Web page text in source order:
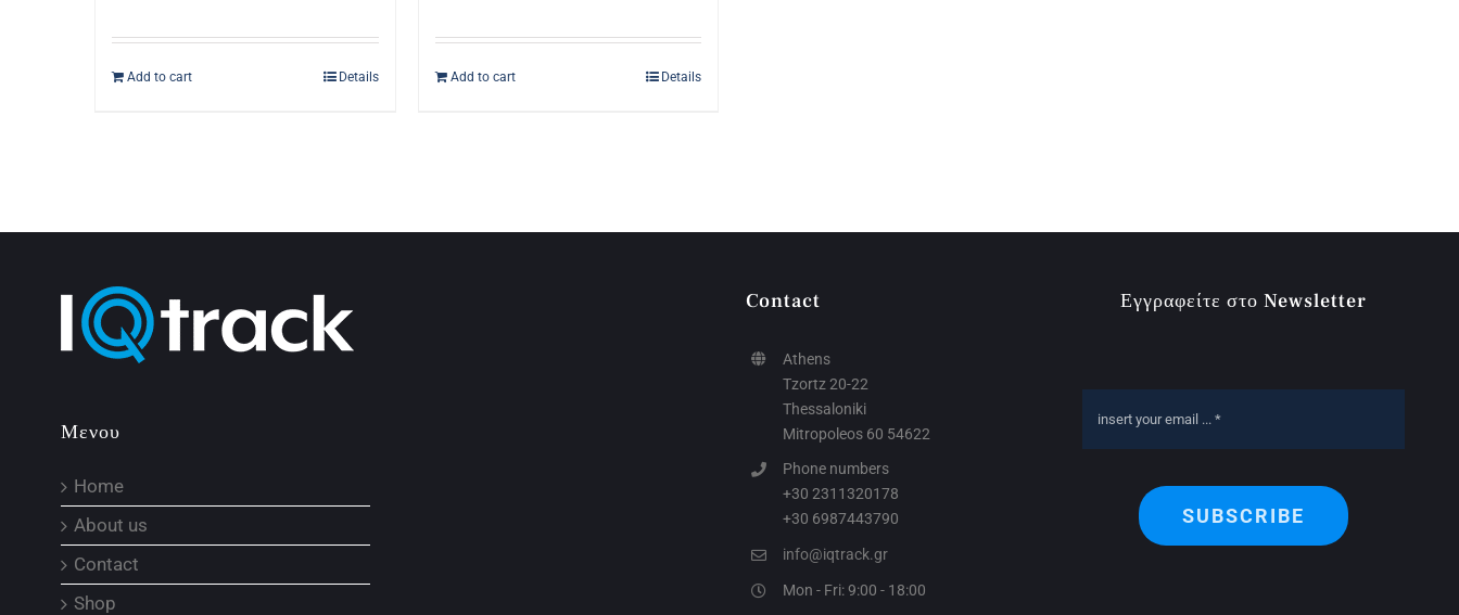
Add to cart Details Add to cart Details
Μενου
Home
About us
Contact
Shop
Contact
Athens
Tzortz 20-22
Thessaloniki
Mitropoleos 60 54622
Phone numbers
+30 2311320178
+30 6987443790
info@iqtrack.gr
Mon - Fri: 9:00 - 18:00
Εγγραφείτε στο Newsletter
SUBSCRIBE